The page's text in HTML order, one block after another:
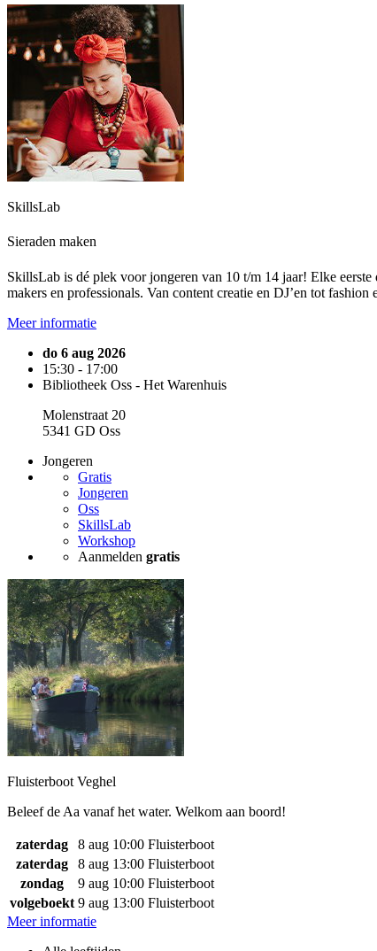
SkillsLab
Sieraden maken
SkillsLab is dé plek voor jongeren van 10 t/m 14 jaar! Elke
makers en professionals. Van content creatie en DJ’en tot
Meer informatie
do 6 aug 2026
15:30 - 17:00
Bibliotheek Oss - Het Warenhuis
Molenstraat 20
5341 GD Oss
Jongeren
Gratis
Jongeren
Oss
SkillsLab
Workshop
Aanmelden gratis
Fluisterboot Veghel
Beleef de Aa vanaf het water. Welkom aan boord!
zaterdag 8 aug 10:00 Fluisterboot
zaterdag
8 aug 13:00 Fluisterboot
zondag
9 aug 10:00 Fluisterboot
volgeboekt 9 aug 13:00 Fluisterboot
Meer informatie